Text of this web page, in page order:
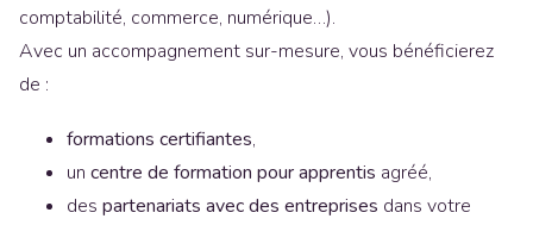
comptabilité, commerce, numérique…).
Avec un accompagnement sur-mesure, vous bénéficierez
de :
formations certifiantes,
un centre de formation pour apprentis agréé,
des partenariats avec des entreprises dans votre